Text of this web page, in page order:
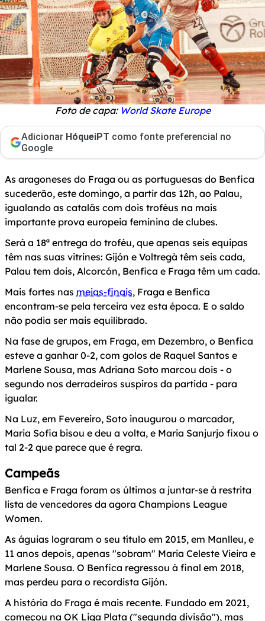
Foto de capa: World Skate Europe
Adicionar HóqueiPT como fonte preferencial no
Google
As aragoneses do Fraga ou as portuguesas do Benfica
sucederão, este domingo, a partir das 12h, ao Palau,
igualando as catalãs com dois troféus na mais
importante prova europeia feminina de clubes.
Será a 18ª entrega do troféu, que apenas seis equipas
têm nas suas vitrines: Gijón e Voltregà têm seis cada,
Palau tem dois, Alcorcón, Benfica e Fraga têm um cada.
Mais fortes nas meias-finais, Fraga e Benfica
encontram-se pela terceira vez esta época. E o saldo
não podia ser mais equilibrado.
Na fase de grupos, em Fraga, em Dezembro, o Benfica
esteve a ganhar 0-2, com golos de Raquel Santos e
Marlene Sousa, mas Adriana Soto marcou dois - o
segundo nos derradeiros suspiros da partida - para
igualar.
Na Luz, em Fevereiro, Soto inaugurou o marcador,
Maria Sofia bisou e deu a volta, e Maria Sanjurjo fixou o
tal 2-2 que parece que é regra.
Campeãs
Benfica e Fraga foram os últimos a juntar-se à restrita
lista de vencedores da agora Champions League
Women.
As águias lograram o seu título em 2015, em Manlleu, e
11 anos depois, apenas "sobram" Maria Celeste Vieira e
Marlene Sousa. O Benfica regressou à final em 2018,
mas perdeu para o recordista Gijón.
A história do Fraga é mais recente. Fundado em 2021,
começou na OK Liga Plata ("segunda divisão"), mas